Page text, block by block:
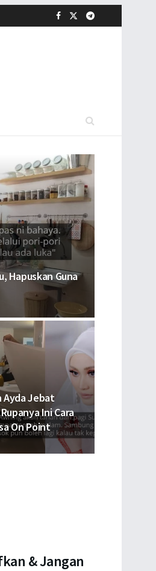
Hapuskan Guna
Ayda Jebat
Ini Cara
On Point
& Jangan